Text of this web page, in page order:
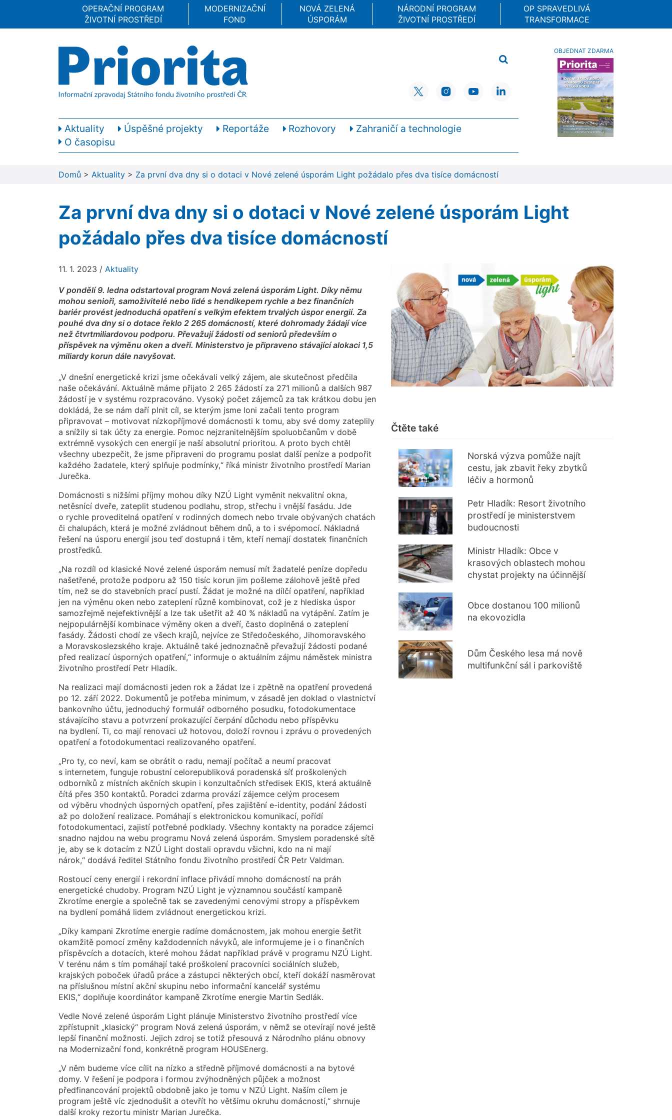
OPERAČNÍ PROGRAM
ŽIVOTNÍ PROSTŘEDÍ
MODERNIZAČNÍ
FOND
NOVÁ ZELENÁ
ÚSPORÁM
NÁRODNÍ PROGRAM
ŽIVOTNÍ PROSTŘEDÍ
OP SPRAVEDLIVÁ
TRANSFORMACE
Aktuality Úspěšné projekty Reportáže Rozhovory
Zahraničí a technologie
O časopisu
OBJEDNAT ZDARMA
Domů > Aktuality > Za první dva dny si o dotaci v Nové zelené úsporám Light požádalo přes dva tisíce domácností
Za první dva dny si o dotaci v Nové zelené úsporám Light
požádalo přes dva tisíce domácností
11. 1. 2023 / Aktuality
V pondělí 9. ledna odstartoval program Nová zelená úsporám Light. Díky němu
mohou senioři, samoživitelé nebo lidé s hendikepem rychle a bez finančních
bariér provést jednoduchá opatření s velkým efektem trvalých úspor energií. Za
pouhé dva dny si o dotace řeklo 2 265 domácností, které dohromady žádají více
než čtvrtmiliardovou podporu. Převažují žádosti od seniorů především o
příspěvek na výměnu oken a dveří. Ministerstvo je připraveno stávající alokaci 1,5
miliardy korun dále navyšovat.
„V dnešní energetické krizi jsme očekávali velký zájem, ale skutečnost předčila
naše očekávání. Aktuálně máme přijato 2 265 žádostí za 271 milionů a dalších 987
žádostí je v systému rozpracováno. Vysoký počet zájemců za tak krátkou dobu jen
dokládá, že se nám daří plnit cíl, se kterým jsme loni začali tento program
připravovat – motivovat nízkopříjmové domácnosti k tomu, aby své domy zateplily
a snížily si tak účty za energie. Pomoc nejzranitelnějším spoluobčanům v době
extrémně vysokých cen energií je naší absolutní prioritou. A proto bych chtěl
všechny ubezpečit, že jsme připraveni do programu poslat další peníze a podpořit
každého žadatele, který splňuje podmínky,“ říká ministr životního prostředí Marian
Jurečka.
Domácnosti s nižšími příjmy mohou díky NZÚ Light vyměnit nekvalitní okna,
netěsnící dveře, zateplit studenou podlahu, strop, střechu i vnější fasádu. Jde
o rychle proveditelná opatření v rodinných domech nebo trvale obývaných chatách
či chalupách, která je možné zvládnout během dnů, a to i svépomocí. Nákladná
řešení na úsporu energií jsou teď dostupná i těm, kteří nemají dostatek finančních
prostředků.
„Na rozdíl od klasické Nové zelené úsporám nemusí mít žadatelé peníze dopředu
našetřené, protože podporu až 150 tisíc korun jim pošleme zálohově ještě před
tím, než se do stavebních prací pustí. Žádat je možné na dílčí opatření, například
jen na výměnu oken nebo zateplení různě kombinovat, což je z hlediska úspor
samozřejmě nejefektivnější a lze tak ušetřit až 40 % nákladů na vytápění. Zatím je
nejpopulárnější kombinace výměny oken a dveří, často doplněná o zateplení
fasády. Žádosti chodí ze všech krajů, nejvíce ze Středočeského, Jihomoravského
a Moravskoslezského kraje. Aktuálně také jednoznačně převažují žádosti podané
před realizací úsporných opatření,“ informuje o aktuálním zájmu náměstek ministra
životního prostředí Petr Hladík.
Na realizaci mají domácnosti jeden rok a žádat lze i zpětně na opatření provedená
po 12. září 2022. Dokumentů je potřeba minimum, v zásadě jen doklad o vlastnictví
bankovního účtu, jednoduchý formulář odborného posudku, fotodokumentace
stávajícího stavu a potvrzení prokazující čerpání důchodu nebo příspěvku
na bydlení. Ti, co mají renovaci už hotovou, doloží rovnou i zprávu o provedených
opatření a fotodokumentaci realizovaného opatření.
„Pro ty, co neví, kam se obrátit o radu, nemají počítač a neumí pracovat
s internetem, funguje robustní celorepubliková poradenská síť proškolených
odborníků z místních akčních skupin i konzultačních středisek EKIS, která aktuálně
čítá přes 350 kontaktů. Poradci zdarma provází zájemce celým procesem
od výběru vhodných úsporných opatření, přes zajištění e-identity, podání žádosti
až po doložení realizace. Pomáhají s elektronickou komunikací, pořídí
fotodokumentaci, zajistí potřebné podklady. Všechny kontakty na poradce zájemci
snadno najdou na webu programu Nová zelená úsporám. Smyslem poradenské sítě
je, aby se k dotacím z NZÚ Light dostali opravdu všichni, kdo na ni mají
nárok,“ dodává ředitel Státního fondu životního prostředí ČR Petr Valdman.
Rostoucí ceny energií i rekordní inflace přivádí mnoho domácností na práh
energetické chudoby. Program NZÚ Light je významnou součástí kampaně
Zkrotíme energie a společně tak se zavedenými cenovými stropy a příspěvkem
na bydlení pomáhá lidem zvládnout energetickou krizi.
„Díky kampani Zkrotíme energie radíme domácnostem, jak mohou energie šetřit
okamžitě pomocí změny každodenních návyků, ale informujeme je i o finančních
příspěvcích a dotacích, které mohou žádat například právě v programu NZÚ Light.
V terénu nám s tím pomáhají také proškolení pracovníci sociálních služeb,
krajských poboček úřadů práce a zástupci některých obcí, kteří dokáží nasměrovat
na příslušnou místní akční skupinu nebo informační kancelář systému
EKIS,“ doplňuje koordinátor kampaně Zkrotíme energie Martin Sedlák.
Vedle Nové zelené úsporám Light plánuje Ministerstvo životního prostředí více
zpřístupnit „klasický“ program Nová zelená úsporám, v němž se otevírají nové ještě
lepší finanční možnosti. Jejich zdroj se totiž přesouvá z Národního plánu obnovy
na Modernizační fond, konkrétně program HOUSEnerg.
„V něm budeme více cílit na nízko a středně příjmové domácnosti a na bytové
domy. V řešení je podpora i formou zvýhodněných půjček a možnost
předfinancování projektů obdobně jako je tomu v NZÚ Light. Naším cílem je
program ještě víc zjednodušit a otevřít ho většímu okruhu domácností,“ shrnuje
další kroky rezortu ministr Marian Jurečka.
Čtěte také
Norská výzva pomůže najít
cestu, jak zbavit řeky zbytků
léčiv a hormonů
Petr Hladík: Resort životního
prostředí je ministerstvem
budoucnosti
Ministr Hladík: Obce v
krasových oblastech mohou
chystat projekty na účinnější
Obce dostanou 100 milionů
na ekovozidla
Dům Českého lesa má nově
multifunkční sál i parkoviště